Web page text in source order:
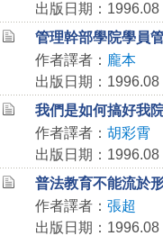
出版日期：1996.08
管理幹部學院學員
作者譯者： 龐本
出版日期：1996.08
我們是如何搞好我
作者譯者： 胡彩霄
出版日期：1996.08
普法教育不能流於
作者譯者： 張超
出版日期：1996.08